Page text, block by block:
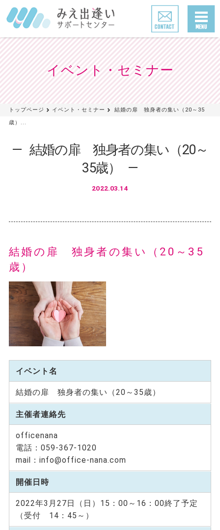
イベント・セミナー
トップページ イベント・セミナー
結婚の扉 独身者の集い（20～35
歳）...
結婚の扉 独身者の集い（20～
35歳）
2022.03.14
結婚の扉 独身者の集い（20～35
歳）
イベント名
結婚の扉 独身者の集い（20～35歳）
主催者連絡先
officenana
電話：059-367-1020
mail：info@office-nana.com
開催日時
2022年3月27日（日）15：00～16：00終了予定
（受付 14：45～）